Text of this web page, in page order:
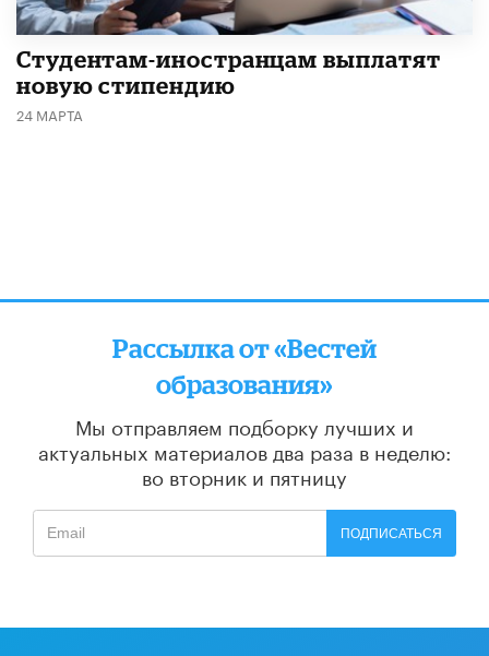
Студентам-иностранцам выплатят
новую стипендию
24 МАРТА
Рассылка от «Вестей
образования»
Мы отправляем подборку лучших и
актуальных материалов два раза в неделю:
во вторник и пятницу
ПОДПИСАТЬСЯ